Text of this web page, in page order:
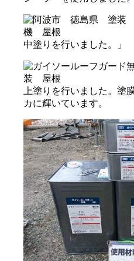
中塗りを行いました。」
上塗りを行いました。塗
カに輝いています。